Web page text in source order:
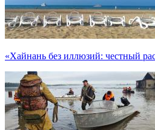
«Хайнань без иллюзий: честный